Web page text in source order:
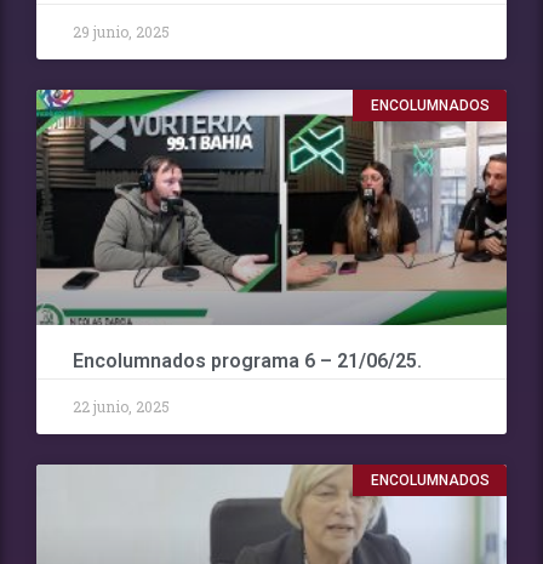
29 junio, 2025
ENCOLUMNADOS
Encolumnados programa 6 – 21/06/25.
22 junio, 2025
ENCOLUMNADOS